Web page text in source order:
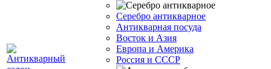
Серебро антикварное
Антикварная посуда
Восток и Азия
Европа и Америка
Россия и СССР